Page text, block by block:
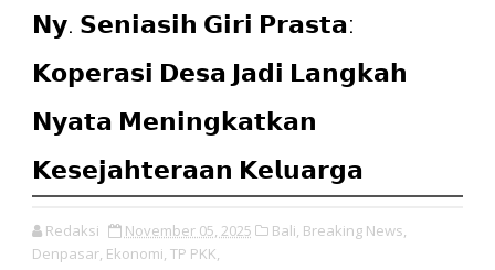
𝗡𝘆. 𝗦𝗲𝗻𝗶𝗮𝘀𝗶𝗵 𝗚𝗶𝗿𝗶 𝗣𝗿𝗮𝘀𝘁𝗮:
𝗞𝗼𝗽𝗲𝗿𝗮𝘀𝗶 𝗗𝗲𝘀𝗮 𝗝𝗮𝗱𝗶 𝗟𝗮𝗻𝗴𝗸𝗮𝗵
𝗡𝘆𝗮𝘁𝗮 𝗠𝗲𝗻𝗶𝗻𝗴𝗸𝗮𝘁𝗸𝗮𝗻
𝗞𝗲𝘀𝗲𝗷𝗮𝗵𝘁𝗲𝗿𝗮𝗮𝗻 𝗞𝗲𝗹𝘂𝗮𝗿𝗴𝗮
Redaksi November 05, 2025 Bali, Breaking News,
Denpasar, Ekonomi, TP PKK,